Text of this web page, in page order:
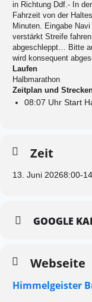
in Richtung Ddf.- In
Fahrzeit von der
Minuten. Eingabe
verstärkt Streife
abgeschleppt… Bitte
wird konsequent
Laufen
Halbmarathon
Zeitplan und
08:07 Uhr Start
Zeit
13. Juni 20268:00-
GOOGLE
Webseite
Himmelgeister